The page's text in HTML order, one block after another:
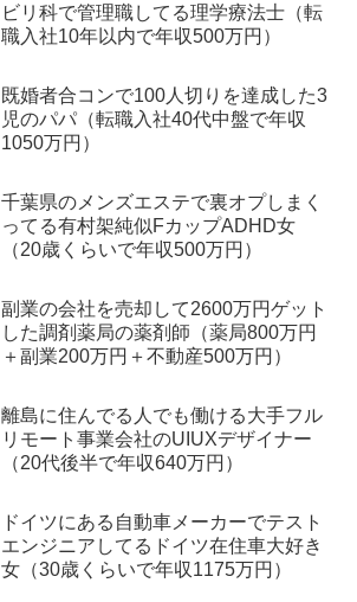
ビリ科で管理職してる理学療法士（転
職入社10年以内で年収500万円）
既婚者合コンで100人切りを達成した3
児のパパ（転職入社40代中盤で年収
1050万円）
千葉県のメンズエステで裏オプしまく
ってる有村架純似FカップADHD女
（20歳くらいで年収500万円）
副業の会社を売却して2600万円ゲット
した調剤薬局の薬剤師（薬局800万円
＋副業200万円＋不動産500万円）
離島に住んでる人でも働ける大手フル
リモート事業会社のUIUXデザイナー
（20代後半で年収640万円）
ドイツにある自動車メーカーでテスト
エンジニアしてるドイツ在住車大好き
女（30歳くらいで年収1175万円）